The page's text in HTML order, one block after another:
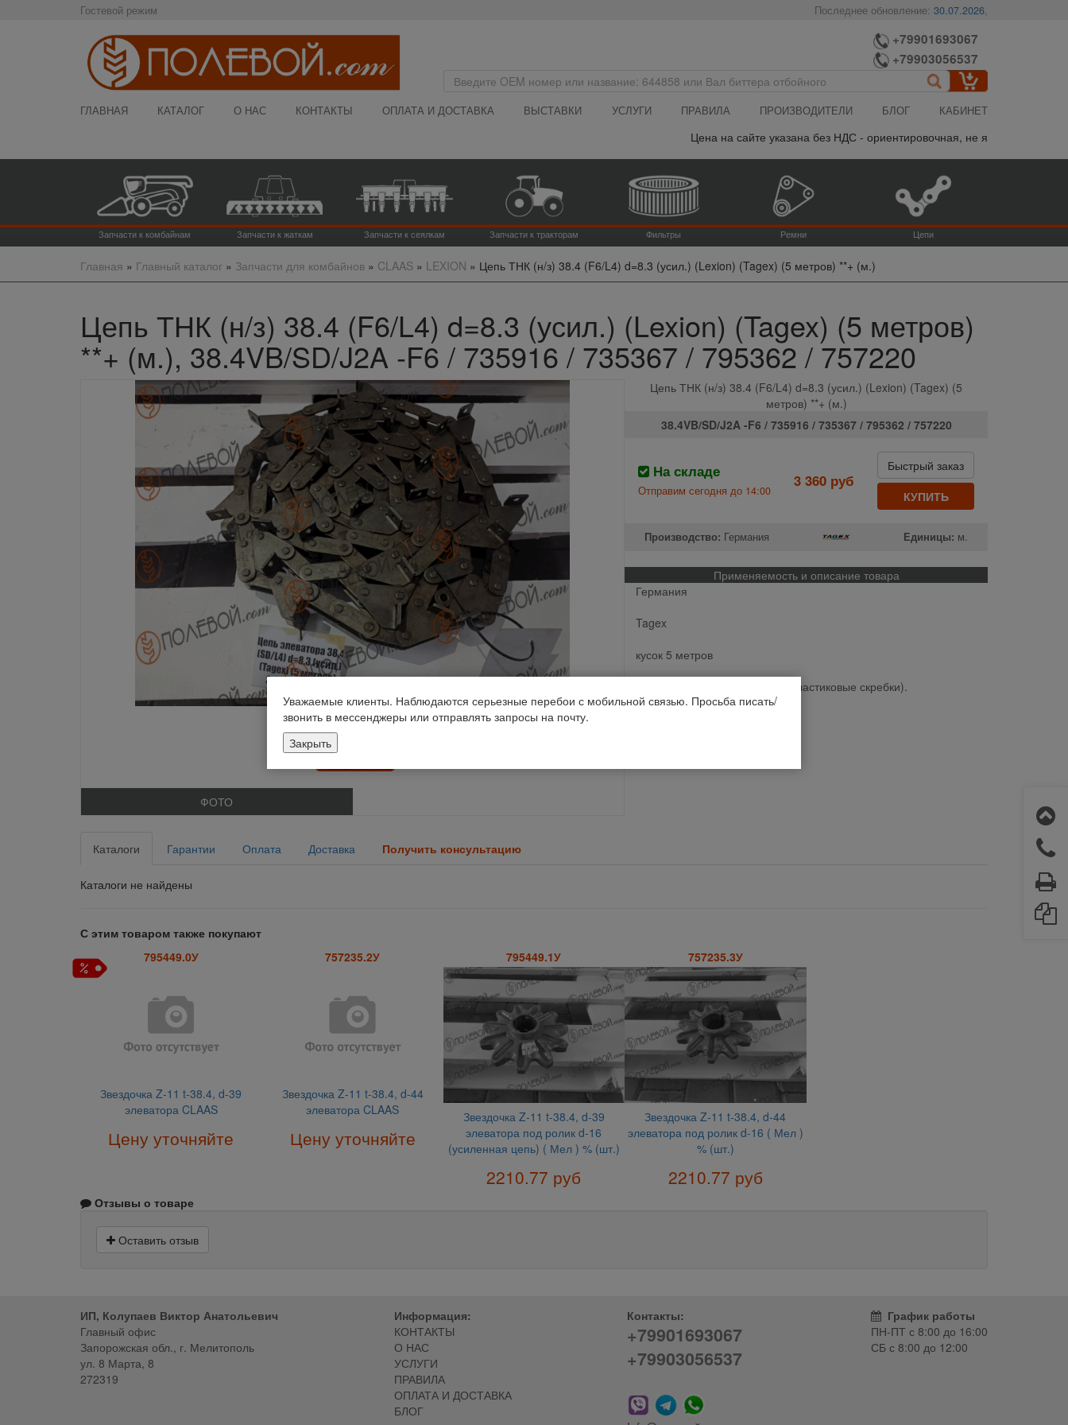
Гостевой режим Последнее обновление:30.07.2026,
+79901693067
+79903056537
ГЛАВНАЯ КАТАЛОГ О НАС КОНТАКТЫ ОПЛАТА И ДОСТАВКА ВЫСТАВКИ УСЛУГИ ПРАВИЛА ПРОИЗВОДИТЕЛИ БЛОГ КАБИНЕТ
Цена на сайте указана без НДС - ориентировочная, не является
Запчасти к комбайнам Запчасти к жаткам Запчасти к сеялкам Запчасти к тракторам Фильтры Ремни Цепи
Главная » Главный каталог» Запчасти для комбайнов» CLAAS» LEXION » Цепь ТНК (н/з) 38.4 (F6/L4) d=8.3 (усил.) (Lexion) (Tagex) (5 метров) **+ (м.)
Цепь ТНК (н/з) 38.4 (F6/L4) d=8.3 (усил.) (Lexion) (Tagex) (5 метров)
**+ (м.), 38.4VB/SD/J2A -F6 / 735916 / 735367 / 795362 / 757220
ФОТО
Цепь ТНК (н/з) 38.4 (F6/L4) d=8.3 (усил.) (Lexion) (Tagex) (5
метров) **+ (м.)
38.4VB/SD/J2A -F6 / 735916 / 735367 / 795362 / 757220
На складе
Отправим сегодня до 14:00
3 360 руб
Быстрый заказ
КУПИТЬ
Производство: Германия Единицы: м.
Применяемость и описание товара
Германия
Tagex
кусок 5 метров
CLAAS: Lexion, Lexion II (под пластиковые скребки).
цена за 1 метр
Каталоги Гарантии Оплата Доставка Получить консультацию
Каталоги не найдены
С этим товаром также покупают
795449.0У
Звездочка Z-11 t-38.4, d-39
элеватора CLAAS
Цену уточняйте
757235.2У
Звездочка Z-11 t-38.4, d-44
элеватора CLAAS
Цену уточняйте
795449.1У
Звездочка Z-11 t-38.4, d-39
элеватора под ролик d-16
(усиленная цепь) ( Мел ) % (шт.)
2210.77 руб
757235.3У
Звездочка Z-11 t-38.4, d-44
элеватора под ролик d-16 ( Мел )
% (шт.)
2210.77 руб
Отзывы о товаре
Оставить отзыв
ИП, Колупаев Виктор Анатольевич
Главный офис
Запорожская обл., г. Мелитополь
ул. 8 Марта, 8
272319
Информация:
КОНТАКТЫ
О НАС
УСЛУГИ
ПРАВИЛА
ОПЛАТА И ДОСТАВКА
БЛОГ
Контакты:
+79901693067
+79903056537
График работы
ПН-ПТ с8:00 до 16:00
СБ с8:00 до 12:00
Уважаемые клиенты. Наблюдаются серьезные перебои с мобильной связью. Просьба писать/
звонить в мессенджеры или отправлять запросы на почту.
Закрыть